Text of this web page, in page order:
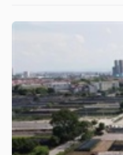
chính
Công
cụ